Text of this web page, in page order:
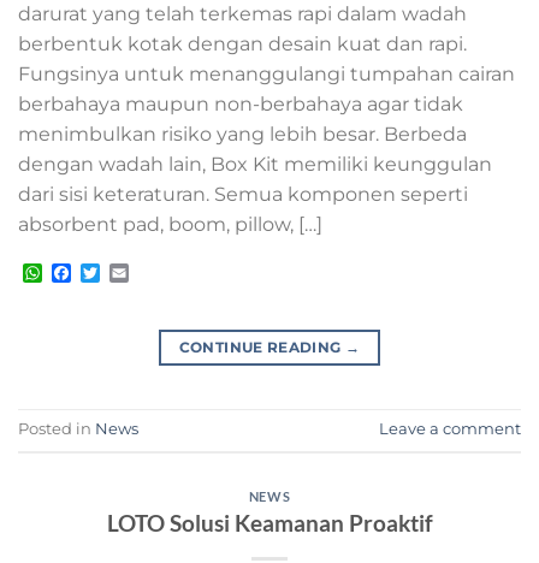
darurat yang telah terkemas rapi dalam wadah
berbentuk kotak dengan desain kuat dan rapi.
Fungsinya untuk menanggulangi tumpahan cairan
berbahaya maupun non-berbahaya agar tidak
menimbulkan risiko yang lebih besar. Berbeda
dengan wadah lain, Box Kit memiliki keunggulan
dari sisi keteraturan. Semua komponen seperti
absorbent pad, boom, pillow, […]
WhatsApp
Facebook
Twitter
CONTINUE READING →
Posted in News Leave a comment
NEWS
LOTO Solusi Keamanan Proaktif